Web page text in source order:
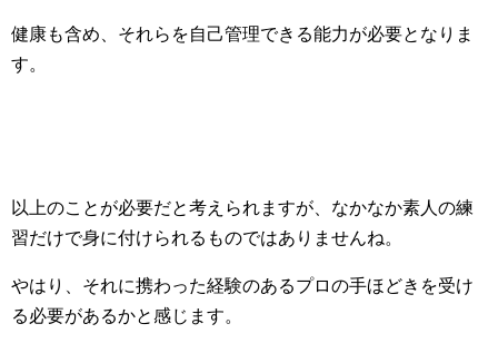
健康も含め、それらを自己管理できる能力が必要となりま
す。
以上のことが必要だと考えられますが、なかなか素人の練
習だけで身に付けられるものではありませんね。
やはり、それに携わった経験のあるプロの手ほどきを受け
る必要があるかと感じます。